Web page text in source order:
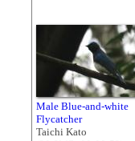
Male Blue-and-white
Flycatcher
Taichi Kato